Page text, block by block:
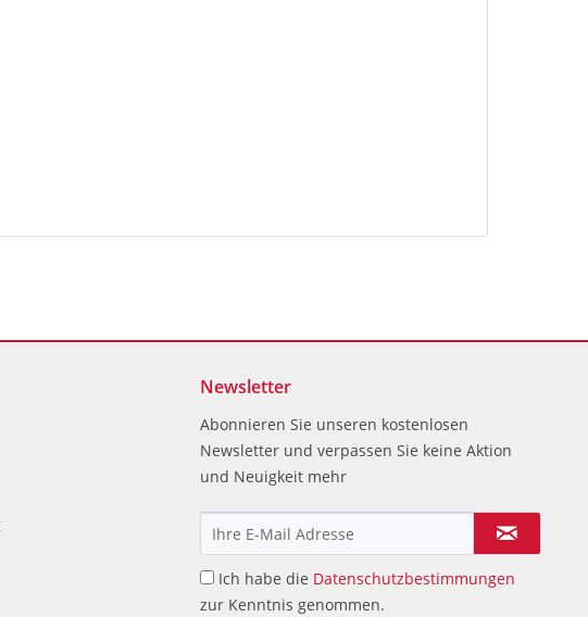
Newsletter
Abonnieren Sie unseren kostenlosen
Newsletter und verpassen Sie keine Aktion
und Neuigkeit mehr
Ich habe die Datenschutzbestimmungen
zur Kenntnis genommen.